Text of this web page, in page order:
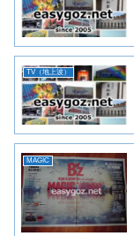
TV（地上波）
MAGIC